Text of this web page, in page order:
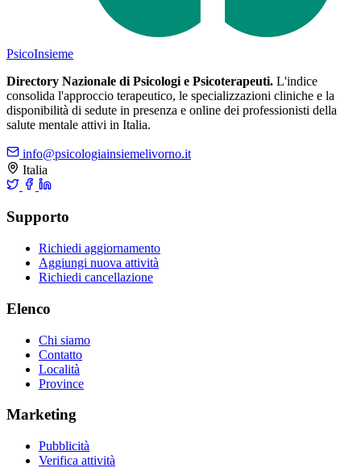
PsicoInsieme
Directory Nazionale di Psicologi e Psicoterapeuti. L'indice
consolida l'approccio terapeutico, le specializzazioni cliniche e la
disponibilità di sedute in presenza e online dei professionisti della
salute mentale attivi in Italia.
info@psicologiainsiemelivorno.it
Italia
Supporto
Richiedi aggiornamento
Aggiungi nuova attività
Richiedi cancellazione
Elenco
Chi siamo
Contatto
Località
Province
Marketing
Pubblicità
Verifica attività